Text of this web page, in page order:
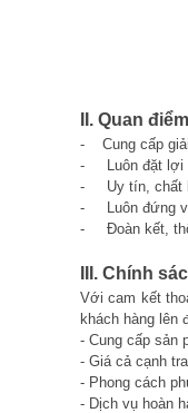
II. Quan
- Cung cấp giải
- Luôn đặt lợi
- Uy tín, chất
- Luôn đứng về
- Đoàn kết,
III. Chính
Với cam kết
khách hàng lên
- Cung cấp sản
- Giá cả cạnh
- Phong cách
- Dịch vụ hoàn